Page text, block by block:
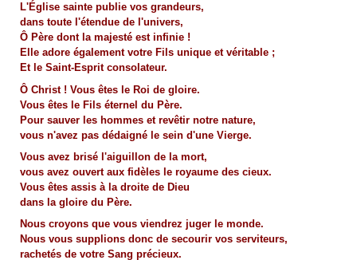
L'Église sainte publie vos grandeurs,
dans toute l'étendue de l'univers,
Ô Père dont la majesté est infinie !
Elle adore également votre Fils unique et véritable ;
Et le Saint-Esprit consolateur.
Ô Christ ! Vous êtes le Roi de gloire.
Vous êtes le Fils éternel du Père.
Pour sauver les hommes et revêtir notre nature,
vous n'avez pas dédaigné le sein d'une Vierge.
Vous avez brisé l'aiguillon de la mort,
vous avez ouvert aux fidèles le royaume des cieux.
Vous êtes assis à la droite de Dieu
dans la gloire du Père.
Nous croyons que vous viendrez juger le monde.
Nous vous supplions donc de secourir vos serviteurs,
rachetés de votre Sang précieux.